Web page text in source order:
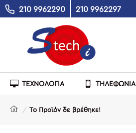
210 9962290 210 9962297
ΤΕΧΝΟΛΟΓΙΑ ΤΗΛΕΦΩΝΙΑ
Το Προϊόν δε βρέθηκε!